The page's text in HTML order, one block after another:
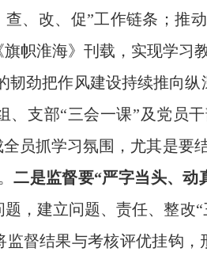
、改、促”工作链条；推
帜淮海》刊载，实现学习
劲把作风建设持续推向纵
、支部“三会一课”及党员
员抓学习氛围，尤其是要
二是监督要“严字当头、动
，建立问题、责任、整改
督结果与考核评优挂钩，